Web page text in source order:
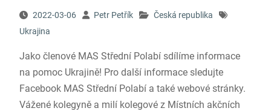
2022-03-06 Petr Petřík
Česká republika
Ukrajina
Jako členové MAS Střední Polabí sdílíme informace
na pomoc Ukrajině! Pro další informace sledujte
Facebook MAS Střední Polabí a také webové stránky.
Vážené kolegyně a milí kolegové z Místních akčních